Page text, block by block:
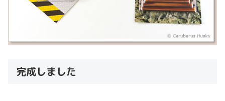
完成しました